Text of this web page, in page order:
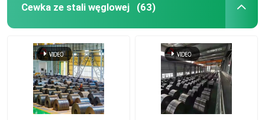
Cewka ze stali węglowej (63)